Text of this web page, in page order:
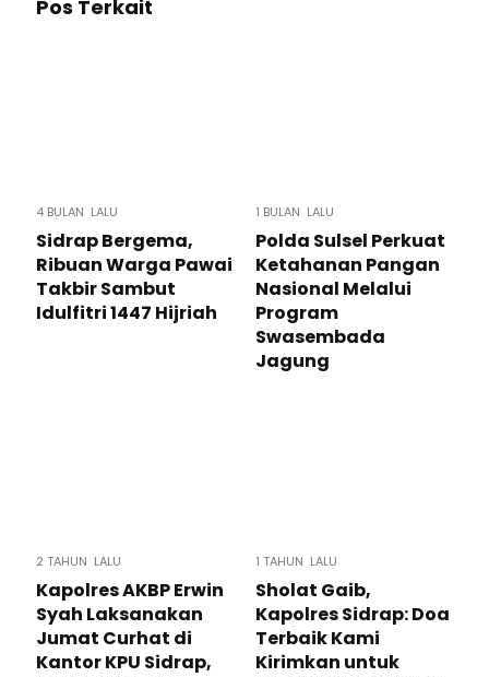
Pos Terkait
4 BULAN LALU
Sidrap Bergema,
Ribuan Warga Pawai
Takbir Sambut
Idulfitri 1447 Hijriah
1 BULAN LALU
Polda Sulsel Perkuat
Ketahanan Pangan
Nasional Melalui
Program
Swasembada
Jagung
2 TAHUN LALU
Kapolres AKBP Erwin
Syah Laksanakan
Jumat Curhat di
Kantor KPU Sidrap,
1 TAHUN LALU
Sholat Gaib,
Kapolres Sidrap: Doa
Terbaik Kami
Kirimkan untuk